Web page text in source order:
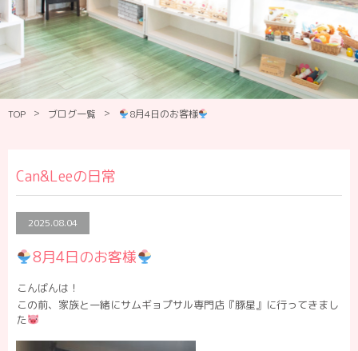
TOP > ブログ一覧 > 8月4日のお客様
Can&Leeの日常
2025.08.04
8月4日のお客様
こんばんは！
この前、家族と一緒にサムギョプサル専門店『豚星』に行ってきまし
た